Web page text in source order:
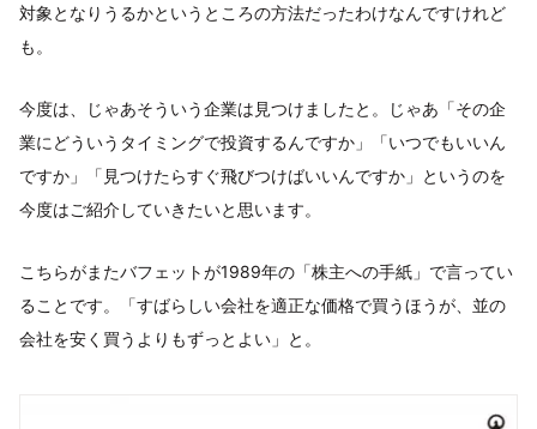
対象となりうるかというところの方法だったわけなんですけれど
も。
今度は、じゃあそういう企業は見つけましたと。じゃあ「その企
業にどういうタイミングで投資するんですか」「いつでもいいん
ですか」「見つけたらすぐ飛びつけばいいんですか」というのを
今度はご紹介していきたいと思います。
こちらがまたバフェットが1989年の「株主への手紙」で言ってい
ることです。「すばらしい会社を適正な価格で買うほうが、並の
会社を安く買うよりもずっとよい」と。